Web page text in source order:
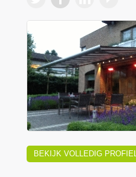
BEKIJK VOLLEDIG PROFIEL